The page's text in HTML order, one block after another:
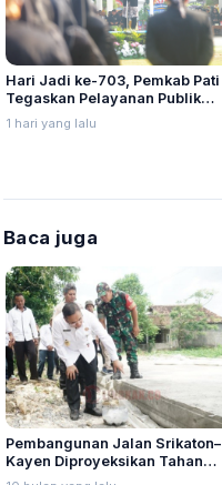
Hari Jadi ke-703, Pemkab Pati
Tegaskan Pelayanan Publik
Harus Makin Cepat dan Solutif
1 hari yang lalu
Baca juga
Pembangunan Jalan Srikaton–
Kayen Diproyeksikan Tahan
Puluhan Tahun